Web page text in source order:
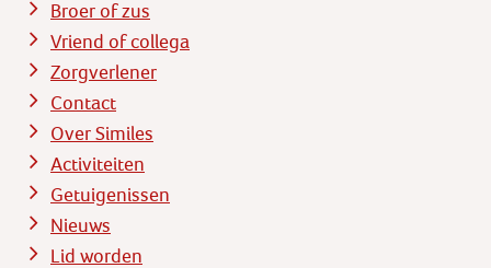
Broer of zus
Vriend of collega
Zorgverlener
Contact
Over Similes
Activiteiten
Getuigenissen
Nieuws
Lid worden